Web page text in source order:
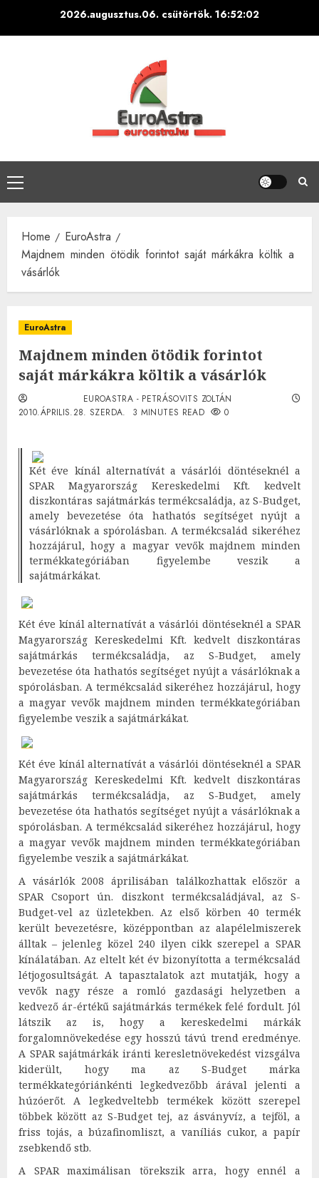
2026.augusztus.06. csütörtök. 16:52:03
Primary
Menu
Home
EuroAstra
Majdnem minden ötödik forintot saját márkákra költik a
vásárlók
EuroAstra
Majdnem minden ötödik forintot
saját márkákra költik a vásárlók
EUROASTRA - PETRÁSOVITS ZOLTÁN
2010.ÁPRILIS.28. SZERDA.
3 MINUTES READ 0
Két éve kínál alternatívát a vásárlói döntéseknél a
SPAR Magyarország Kereskedelmi Kft. kedvelt
diszkontáras sajátmárkás termékcsaládja, az S-Budget,
amely bevezetése óta hathatós segítséget nyújt a
vásárlóknak a spórolásban. A termékcsalád sikeréhez
hozzájárul, hogy a magyar vevők majdnem minden
termékkategóriában figyelembe veszik a
sajátmárkákat.
Két éve kínál alternatívát a vásárlói döntéseknél a SPAR
Magyarország Kereskedelmi Kft. kedvelt diszkontáras
sajátmárkás termékcsaládja, az S-Budget, amely
bevezetése óta hathatós segítséget nyújt a vásárlóknak a
spórolásban. A termékcsalád sikeréhez hozzájárul, hogy
a magyar vevők majdnem minden termékkategóriában
figyelembe veszik a sajátmárkákat.
Két éve kínál alternatívát a vásárlói döntéseknél a SPAR
Magyarország Kereskedelmi Kft. kedvelt diszkontáras
sajátmárkás termékcsaládja, az S-Budget, amely
bevezetése óta hathatós segítséget nyújt a vásárlóknak a
spórolásban. A termékcsalád sikeréhez hozzájárul, hogy
a magyar vevők majdnem minden termékkategóriában
figyelembe veszik a sajátmárkákat.
A vásárlók 2008 áprilisában találkozhattak először a
SPAR Csoport ún. diszkont termékcsaládjával, az S-
Budget-vel az üzletekben. Az első körben 40 termék
került bevezetésre, középpontban az alapélelmiszerek
álltak – jelenleg közel 240 ilyen cikk szerepel a SPAR
kínálatában. Az eltelt két év bizonyította a termékcsalád
létjogosultságát. A tapasztalatok azt mutatják, hogy a
vevők nagy része a romló gazdasági helyzetben a
kedvező ár-értékű sajátmárkás termékek felé fordult. Jól
látszik az is, hogy a kereskedelmi márkák
forgalomnövekedése egy hosszú távú trend eredménye.
A SPAR sajátmárkák iránti keresletnövekedést vizsgálva
kiderült, hogy ma az S-Budget márka
termékkategóriánkénti legkedvezőbb árával jelenti a
húzóerőt. A legkedveltebb termékek között szerepel
többek között az S-Budget tej, az ásványvíz, a tejföl, a
friss tojás, a búzafinomliszt, a vaníliás cukor, a papír
zsebkendő stb.
A SPAR maximálisan törekszik arra, hogy ennél a